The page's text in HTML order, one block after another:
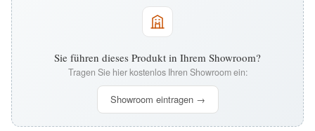
Sie führen dieses Produkt in Ihrem Showroom?
Tragen Sie hier kostenlos Ihren Showroom ein:
Showroom eintragen →